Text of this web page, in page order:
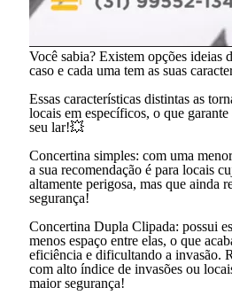
Você sabia? Existem opções ideias
caso e cada uma tem as suas
Essas características distintas as
locais em específicos, o que garante
seu lar!💥
Concertina simples: com uma
a sua recomendação é para locais
altamente perigosa, mas que ainda
segurança!
Concertina Dupla Clipada: possui
menos espaço entre elas, o que
eficiência e dificultando a invasão.
com alto índice de invasões ou
maior segurança!